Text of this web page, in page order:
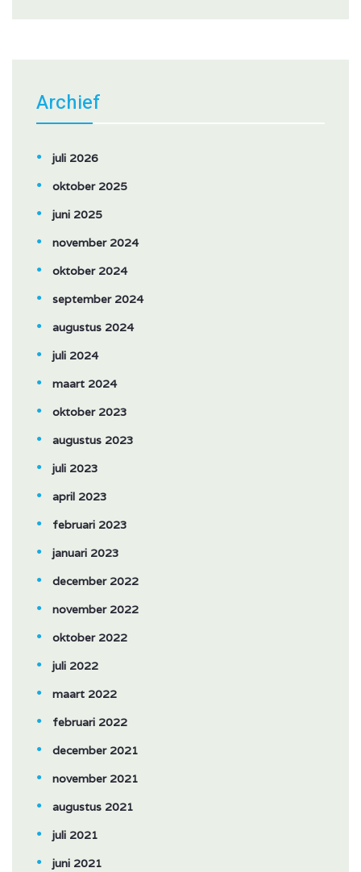
Archief
juli 2026
oktober 2025
juni 2025
november 2024
oktober 2024
september 2024
augustus 2024
juli 2024
maart 2024
oktober 2023
augustus 2023
juli 2023
april 2023
februari 2023
januari 2023
december 2022
november 2022
oktober 2022
juli 2022
maart 2022
februari 2022
december 2021
november 2021
augustus 2021
juli 2021
juni 2021